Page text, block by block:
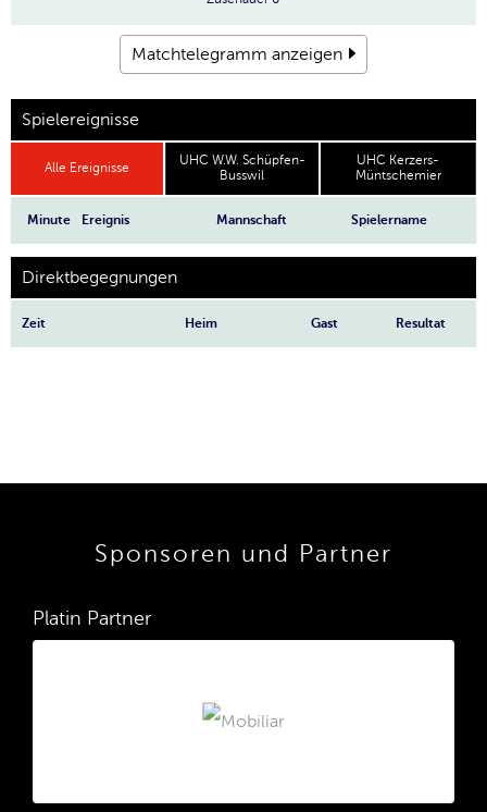
Matchtelegramm anzeigen
Spielereignisse
Alle Ereignisse
UHC W.W. Schüpfen-
Busswil
UHC Kerzers-
Müntschemier
Minute Ereignis Mannschaft Spielername
Direktbegegnungen
Zeit Heim Gast Resultat
Sponsoren und Partner
Platin Partner